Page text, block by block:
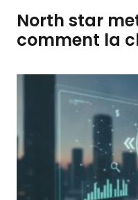
North star
comment la